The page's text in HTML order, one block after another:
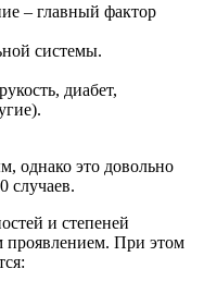
– главный фактор
системы.
диабет,
однако это довольно
случаев.
и степеней
проявлением. При этом